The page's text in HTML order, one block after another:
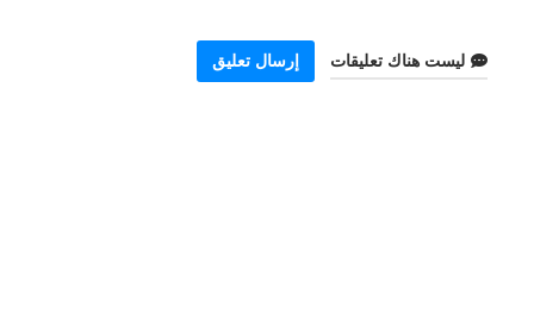
ليست هناك تعليقات إرسال تعليق